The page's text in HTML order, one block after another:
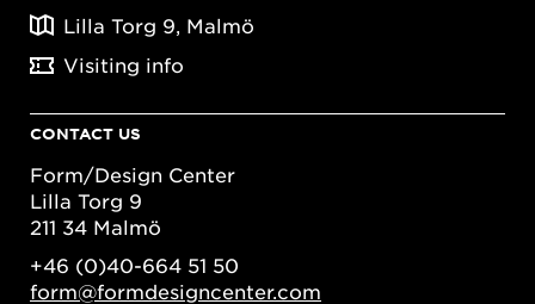
Lilla Torg 9, Malmö
Visiting info
CONTACT US
Form/Design Center
Lilla Torg 9
211 34 Malmö
+46 (0)40-664 51 50
form@formdesigncenter.com